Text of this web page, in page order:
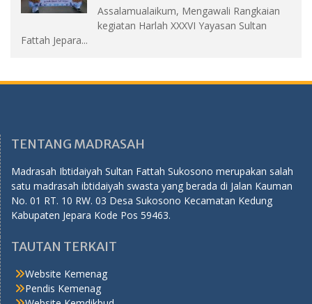
Assalamualaikum, Mengawali Rangkaian
kegiatan Harlah XXXVI Yayasan Sultan
Fattah Jepara...
TENTANG MADRASAH
Madrasah Ibtidaiyah Sultan Fattah Sukosono merupakan salah
satu madrasah ibtidaiyah swasta yang berada di Jalan Kauman
No. 01 RT. 10 RW. 03 Desa Sukosono Kecamatan Kedung
Kabupaten Jepara Kode Pos 59463.
TAUTAN TERKAIT
Website Kemenag
Pendis Kemenag